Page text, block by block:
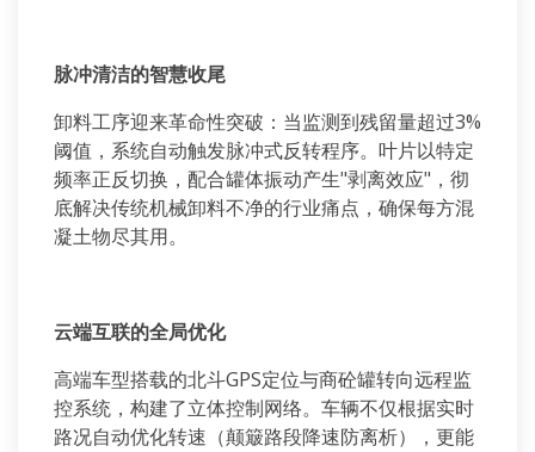
脉冲清洁的智慧收尾
卸料工序迎来革命性突破：当监测到残留量超过3%
阈值，系统自动触发脉冲式反转程序。叶片以特定
频率正反切换，配合罐体振动产生"剥离效应" ，彻
底解决传统机械卸料不净的行业痛点，确保每方混
凝土物尽其用。
云端互联的全局优化
高端车型搭载的北斗GPS定位与商砼罐转向远程监
控系统，构建了立体控制网络。车辆不仅根据实时
路况自动优化转速（颠簸路段降速防离析），更能